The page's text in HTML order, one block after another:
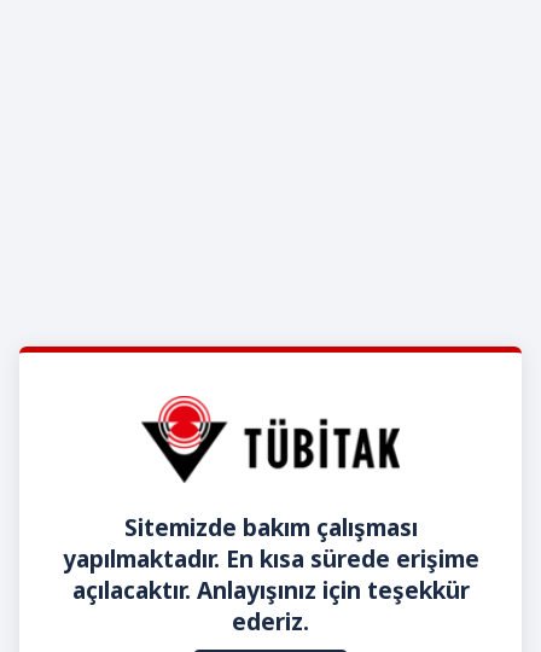
Sitemizde bakım çalışması
yapılmaktadır. En kısa sürede erişime
açılacaktır. Anlayışınız için teşekkür
ederiz.